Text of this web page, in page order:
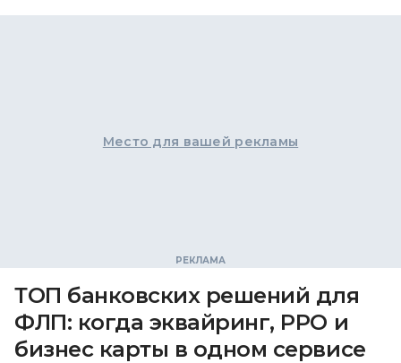
Место для вашей рекламы
ТОП банковских решений для
ФЛП: когда эквайринг, РРО и
бизнес карты в одном сервисе